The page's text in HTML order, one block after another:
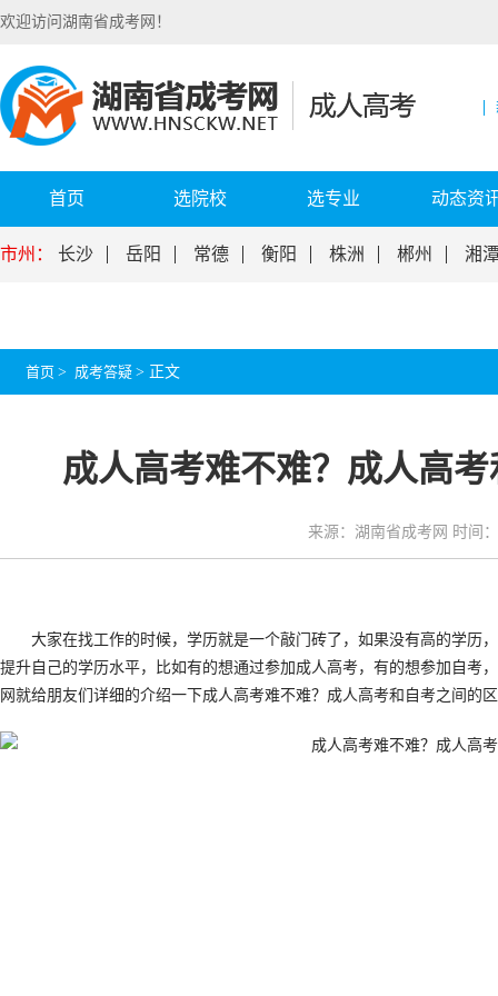
欢迎访问湖南省成考网！
首页 选院校 选专业 动态资
市州： 长沙 岳阳 常德 衡阳 株洲 郴州 湘
首页 > 成考答疑 > 正文
成人高考难不难？成人高
来源：湖南省成考网 时间
大家在找工作的时候，学历就是一个敲门砖了，如果没有高的学历
提升自己的学历水平，比如有的想通过参加成人高考，有的想参加自考
网就给朋友们详细的介绍一下成人高考难不难？成人高考和自考之间的